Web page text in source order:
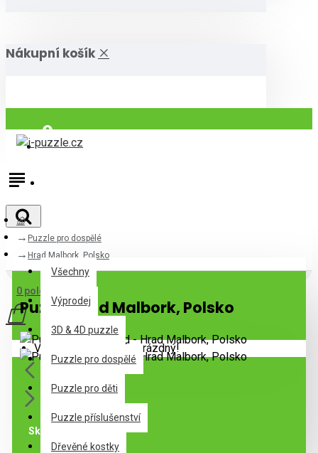
Nákupní košík
Přihlásit
Všechny
Všechny
Výprodej
3D & 4D puzzle
Puzzle pro dospělé
Puzzle pro děti
Puzzle příslušenství
Dřevěné kostky
0 položek - 0Kč
Váš nákupní košík je prázdný!
Puzzle pro dospělé
Hrad Malbork, Polsko
Puzzle Hrad Malbork, Polsko
Skladem